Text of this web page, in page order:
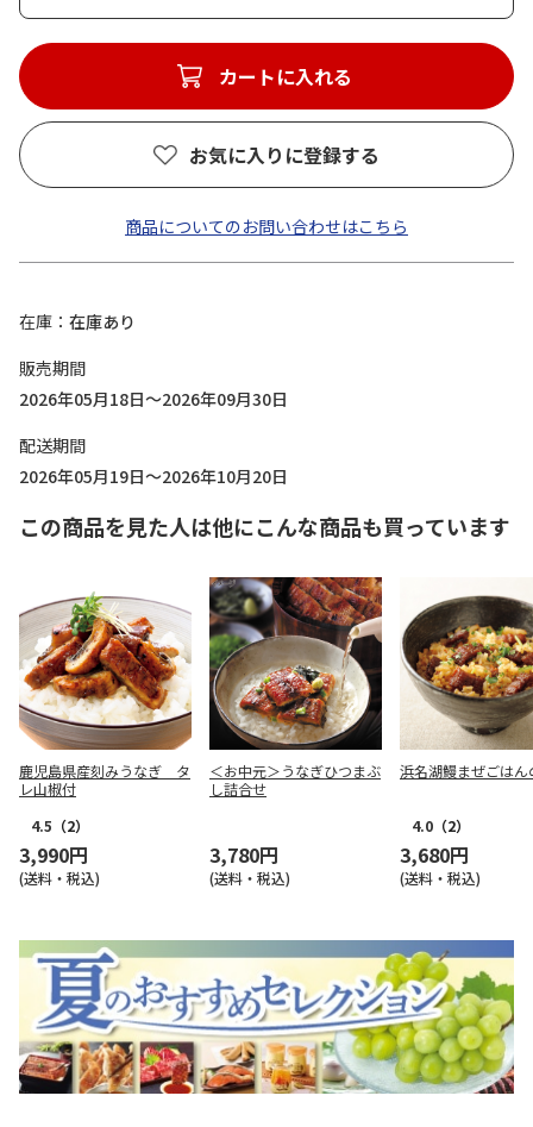
カートに入れる
お気に入りに登録する
商品についてのお問い合わせはこちら
在庫
在庫あり
販売期間
2026年05月18日～2026年09月30日
配送期間
2026年05月19日～2026年10月20日
この商品を見た人は他にこんな商品も買っています
鹿児島県産刻みうなぎ タ
レ山椒付
4.5 （2）
3,990円
(送料・税込)
＜お中元＞うなぎひつまぶ
し詰合せ
3,780円
(送料・税込)
浜名湖鰻まぜごはん
4.0 （2）
3,680円
(送料・税込)